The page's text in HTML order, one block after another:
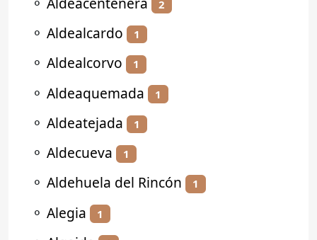
2
⚬ Aldealcardo 1
⚬ Aldealcorvo 1
⚬ Aldeaquemada 1
⚬ Aldeatejada 1
⚬ Aldecueva 1
⚬ Aldehuela del Rincón 1
⚬ Alegia 1